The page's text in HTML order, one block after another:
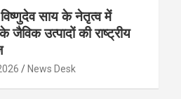
साय के नेतृत्व में
जैविक उत्पादों की राष्ट्रीय
News Desk